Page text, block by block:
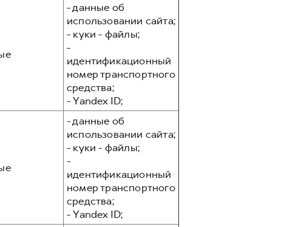
- данные об
использовании сайта;
- куки - файлы;
-
идентификационный
номер транспортного
средства;
- Yandex ID;
- данные об
использовании сайта;
- куки - файлы;
-
идентификационный
номер транспортного
средства;
- Yandex ID;